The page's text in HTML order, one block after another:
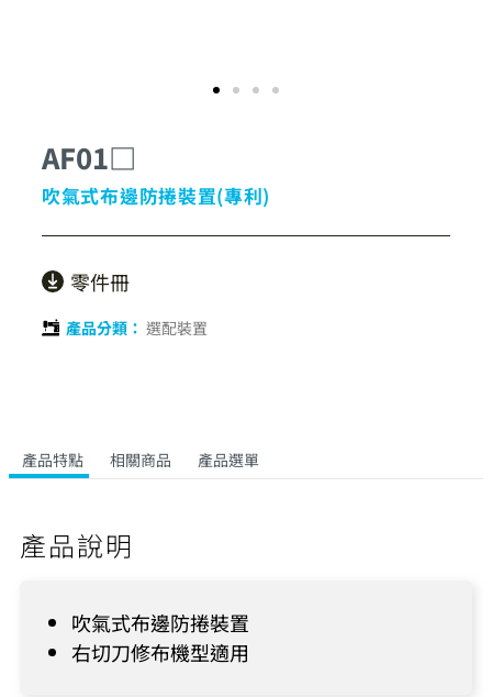
AF01□
吹氣式布邊防捲裝置(專利)
零件冊
產品分類： 選配裝置
產品特點 相關商品 產品選單
產品說明
吹氣式布邊防捲裝置
右切刀修布機型適用